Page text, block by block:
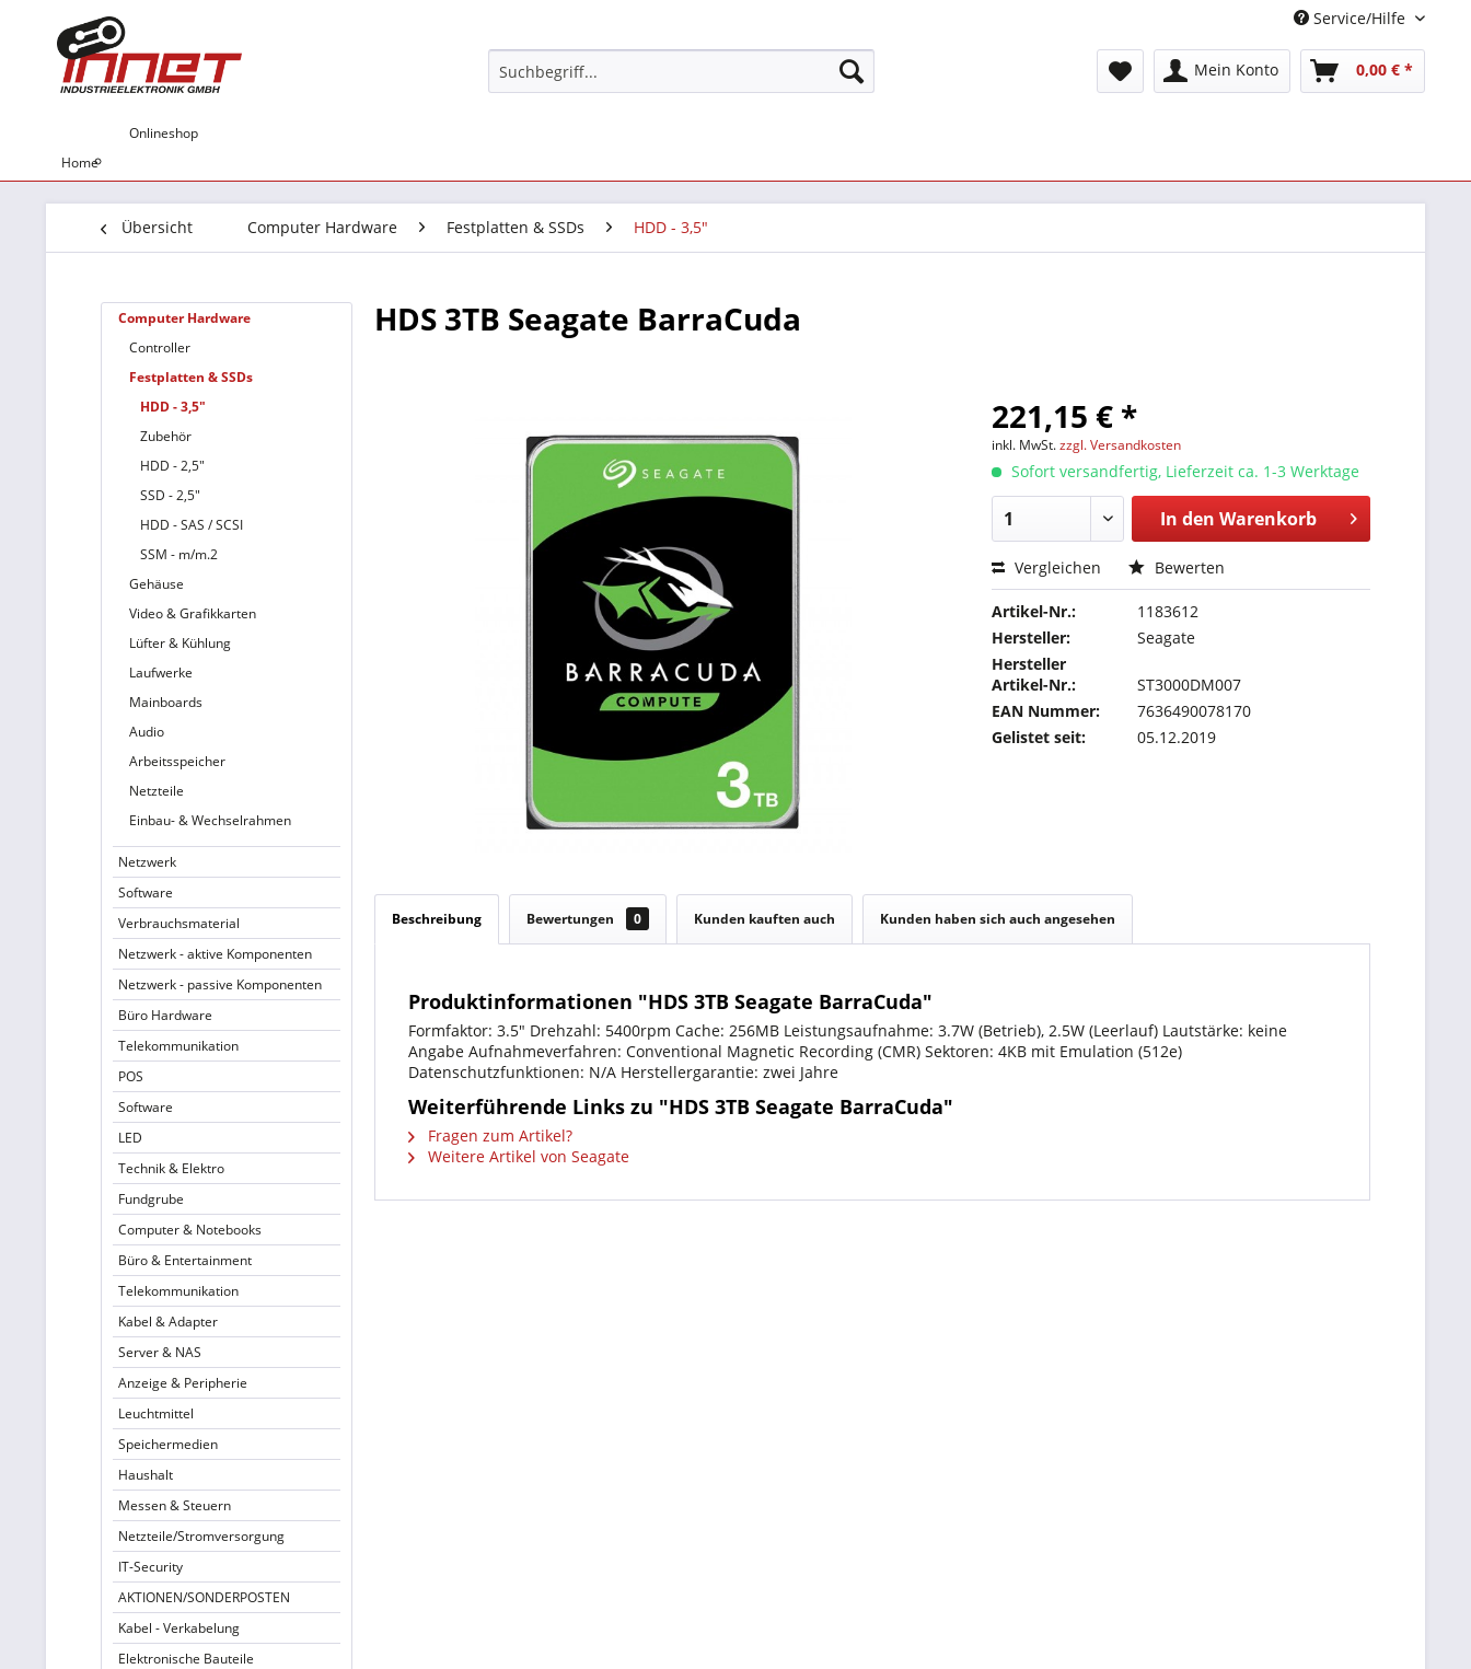
Service/Hilfe
Mein Konto 0,00 € *
Home
Onlineshop
Übersicht Computer Hardware Festplatten & SSDs HDD - 3,5"
Computer Hardware
Controller
Festplatten & SSDs
HDD - 3,5"
Zubehör
HDD - 2,5"
SSD - 2,5"
HDD - SAS / SCSI
SSM - m/m.2
Gehäuse
Video & Grafikkarten
Lüfter & Kühlung
Laufwerke
Mainboards
Audio
Arbeitsspeicher
Netzteile
Einbau- & Wechselrahmen
Netzwerk
Software
Verbrauchsmaterial
Netzwerk - aktive Komponenten
Netzwerk - passive Komponenten
Büro Hardware
Telekommunikation
POS
Software
LED
Technik & Elektro
Fundgrube
Computer & Notebooks
Büro & Entertainment
Telekommunikation
Kabel & Adapter
Server & NAS
Anzeige & Peripherie
Leuchtmittel
Speichermedien
Haushalt
Messen & Steuern
Netzteile/Stromversorgung
IT-Security
AKTIONEN/SONDERPOSTEN
Kabel - Verkabelung
Elektronische Bauteile
HDS 3TB Seagate BarraCuda
221,15 € *
inkl. MwSt.zzgl. Versandkosten
Sofort versandfertig, Lieferzeit ca. 1-3 Werktage
In den Warenkorb
Vergleichen Bewerten
Artikel-Nr.:
1183612
Hersteller:
Seagate
Hersteller
Artikel-Nr.:
ST3000DM007
EAN Nummer:
7636490078170
Gelistet seit:
05.12.2019
Beschreibung Bewertungen 0 Kunden kauften auch Kunden haben sich auch angesehen
Produktinformationen "HDS 3TB Seagate BarraCuda"
Formfaktor: 3.5" Drehzahl: 5400rpm Cache: 256MB Leistungsaufnahme: 3.7W (Betrieb), 2.5W (Leerlauf) Lautstärke: keine
Angabe Aufnahmeverfahren: Conventional Magnetic Recording (CMR) Sektoren: 4KB mit Emulation (512e)
Datenschutzfunktionen: N/A Herstellergarantie: zwei Jahre
Weiterführende Links zu "HDS 3TB Seagate BarraCuda"
Fragen zum Artikel?
Weitere Artikel von Seagate